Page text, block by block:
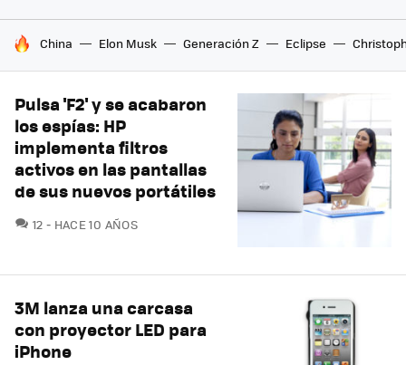
HOY SE HABLA DE
China Elon Musk Generación Z Eclipse
Pulsa 'F2' y se acabaron
los espías: HP
implementa filtros
activos en las pantallas
de sus nuevos portátiles
12 COMENTARIOS
HACE 10 AÑOS
3M lanza una carcasa
con proyector LED para
iPhone